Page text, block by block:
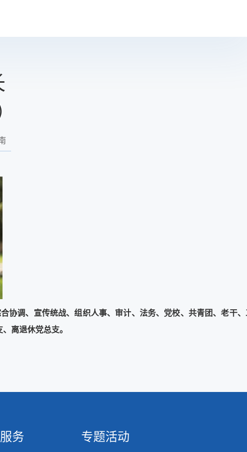
协调、宣传统战、组织人事、审计、法务、党校、共青团、老干
离退休党总支。
专题活动
务